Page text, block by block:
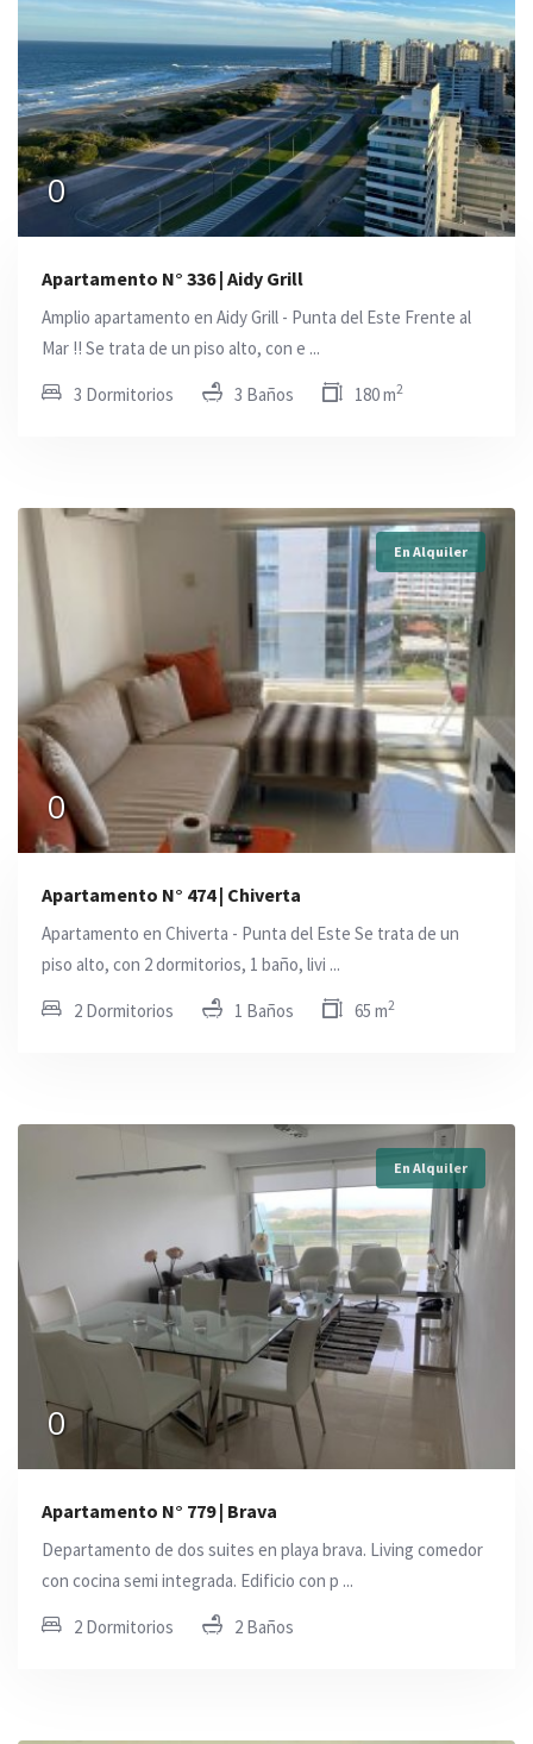
0
Apartamento N° 336 | Aidy Grill
Amplio apartamento en Aidy Grill - Punta del Este Frente al
Mar !! Se trata de un piso alto, con e ...
3 Dormitorios 3 Baños 180 m2
En Alquiler
0
Apartamento N° 474 | Chiverta
Apartamento en Chiverta - Punta del Este Se trata de un
piso alto, con 2 dormitorios, 1 baño, livi ...
2 Dormitorios 1 Baños 65 m2
En Alquiler
0
Apartamento N° 779 | Brava
Departamento de dos suites en playa brava. Living comedor
con cocina semi integrada. Edificio con p ...
2 Dormitorios 2 Baños